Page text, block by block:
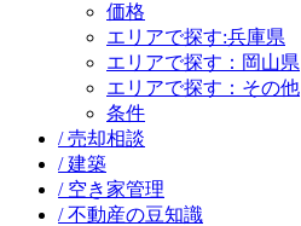
価格
エリアで探す:兵庫県
エリアで探す：岡山県
エリアで探す：その他
条件
/ 売却相談
/ 建築
/ 空き家管理
/ 不動産の豆知識